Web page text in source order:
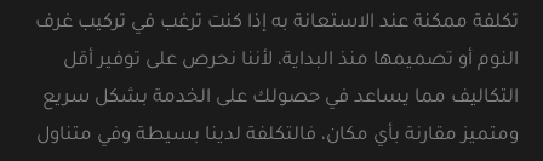
تكلفة ممكنة عند الاستعانة به إذا كنت ترغب في تركيب غرف
النوم أو تصميمها منذ البداية، لأننا نحرص على توفير أقل
التكاليف مما يساعد في حصولك على الخدمة بشكل سريع
ومتميز مقارنة بأي مكان، فالتكلفة لدينا بسيطة وفي متناول